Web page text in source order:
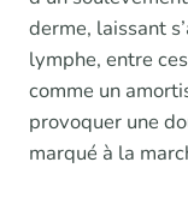
derme, laissant
lymphe, entre
comme un
provoquer une
marqué à la